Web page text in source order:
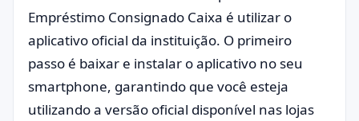
Empréstimo Consignado Caixa é utilizar o
aplicativo oficial da instituição. O primeiro
passo é baixar e instalar o aplicativo no seu
smartphone, garantindo que você esteja
utilizando a versão oficial disponível nas lojas